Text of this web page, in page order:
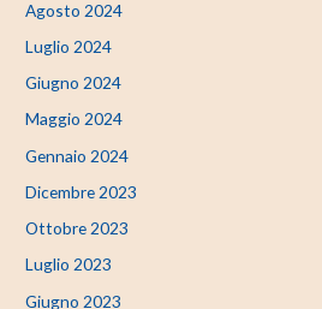
Agosto 2024
Luglio 2024
Giugno 2024
Maggio 2024
Gennaio 2024
Dicembre 2023
Ottobre 2023
Luglio 2023
Giugno 2023